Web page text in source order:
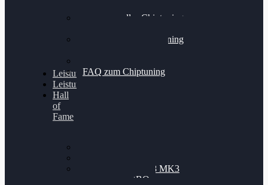
Professionelles Chiptuning
Professionelles Chiptuning
FAQ zum Chiptuning
Leistungsmessung
Leistungsprüfstand
Hall
of
Fame
Nissan GT-R35 3.8 MK3
V6 TWINTURBO